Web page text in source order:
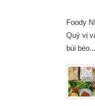
Foody
Quý vị
bùi béo...